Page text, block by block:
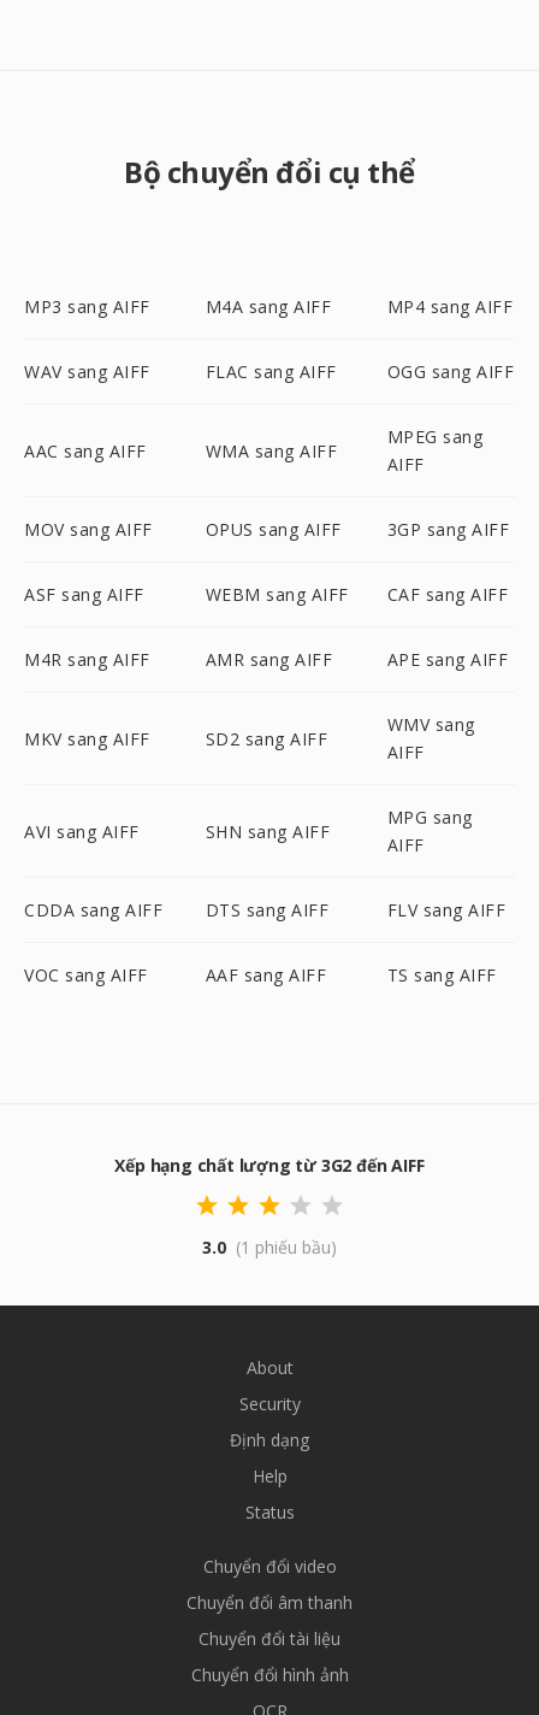
Bộ chuyển đổi cụ thể
MP3 sang AIFF M4A sang AIFF MP4 sang AIFF
WAV sang AIFF FLAC sang AIFF OGG sang AIFF
AAC sang AIFF WMA sang AIFF
MPEG sang
AIFF
MOV sang AIFF OPUS sang AIFF 3GP sang AIFF
ASF sang AIFF WEBM sang AIFF CAF sang AIFF
M4R sang AIFF AMR sang AIFF APE sang AIFF
MKV sang AIFF SD2 sang AIFF
WMV sang
AIFF
AVI sang AIFF SHN sang AIFF
MPG sang
AIFF
CDDA sang AIFF DTS sang AIFF FLV sang AIFF
VOC sang AIFF AAF sang AIFF TS sang AIFF
Xếp hạng chất lượng từ 3G2 đến AIFF
3.0 (1 phiếu bầu)
About
Security
Định dạng
Help
Status
Chuyển đổi video
Chuyển đổi âm thanh
Chuyển đổi tài liệu
Chuyển đổi hình ảnh